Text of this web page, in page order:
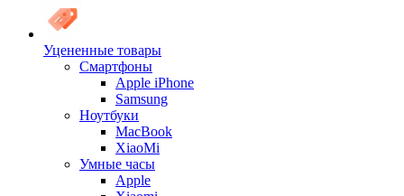
Уцененные товары
Cмартфоны
Apple iPhone
Samsung
Ноутбуки
MacBook
XiaoMi
Умные часы
Apple